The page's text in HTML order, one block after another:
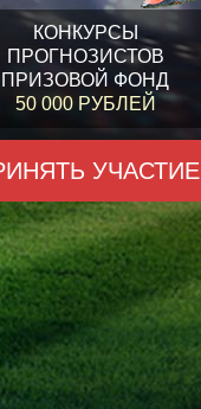
КОНКУРСЫ
ПРОГНОЗИСТОВ
ПРИЗОВОЙ ФОНД
50 000 РУБЛЕЙ
УЧАСТИЕ